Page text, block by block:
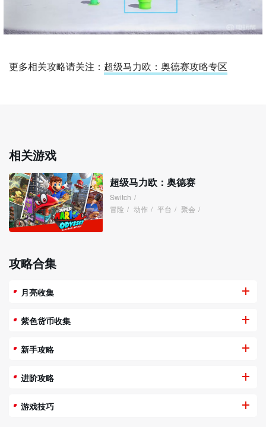
更多相关攻略请关注： 超级马力欧：奥德赛攻略专区
相关游戏
超级马力欧：奥德赛
Switch /
冒险 / 动作 / 平台 / 聚会 /
攻略合集
月亮收集
紫色货币收集
新手攻略
进阶攻略
游戏技巧